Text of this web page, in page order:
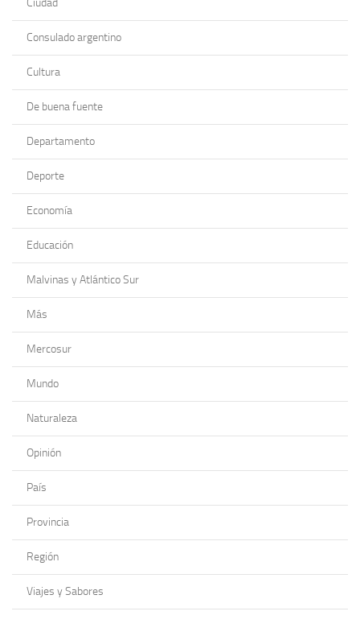
Consulado argentino
Cultura
De buena fuente
Departamento
Deporte
Economía
Educación
Malvinas y Atlántico Sur
Más
Mercosur
Mundo
Naturaleza
Opinión
País
Provincia
Región
Viajes y Sabores